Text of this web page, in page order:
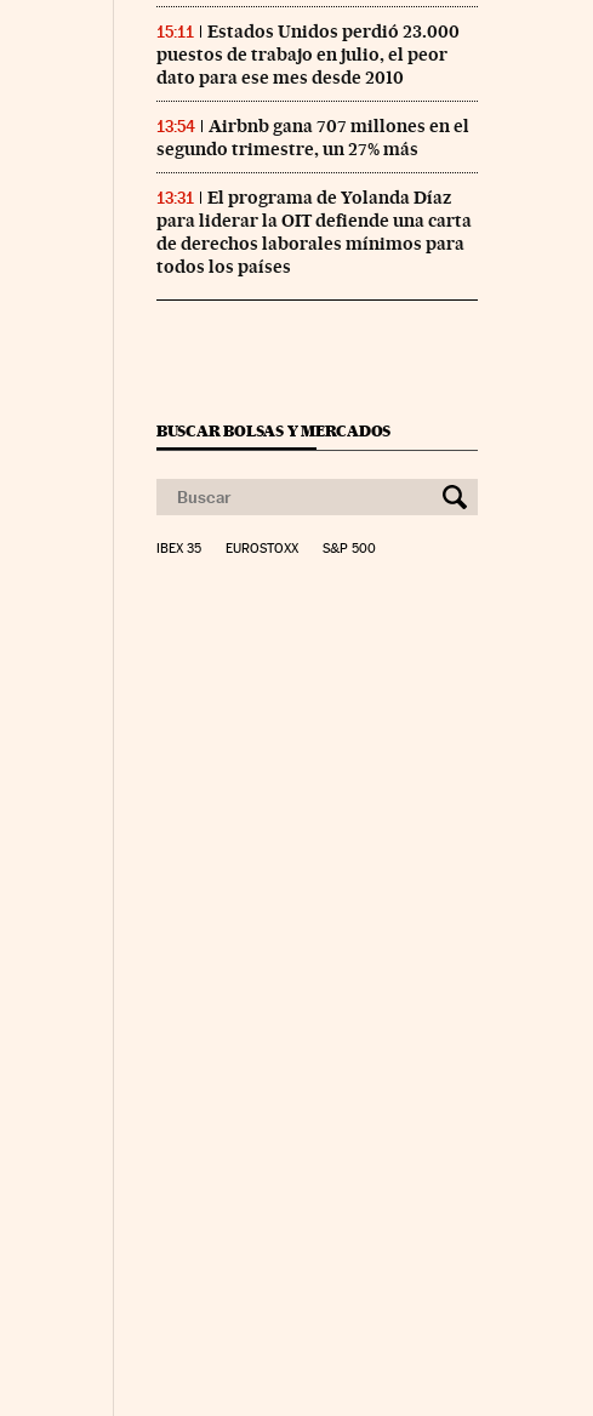
15:11
Estados Unidos perdió 23.000
puestos de trabajo en julio, el peor
dato para ese mes desde 2010
13:54
Airbnb gana 707 millones en el
segundo trimestre, un 27% más
13:31
El programa de Yolanda Díaz
para liderar la OIT defiende una carta
de derechos laborales mínimos para
todos los países
BUSCAR BOLSAS Y MERCADOS
IBEX 35 EUROSTOXX S&P 500